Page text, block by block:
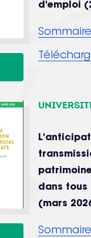
d'emploi
Sommaire
dans tous
(mars
Sommaire